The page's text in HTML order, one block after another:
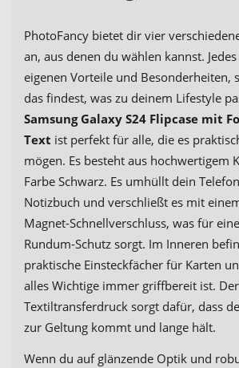
PhotoFancy bietet dir vier
an, aus denen du wählen kannst.
eigenen Vorteile und Besonderheiten,
das findest, was zu deinem Lifestyle
Samsung Galaxy S24 Flipcase mit
Text ist perfekt für alle, die es
mögen. Es besteht aus hochwertigem
Farbe Schwarz. Es umhüllt dein
Notizbuch und verschließt es mit
Magnet-Schnellverschluss, was für
Rundum-Schutz sorgt. Im Inneren
praktische Einsteckfächer für Karten
alles Wichtige immer griffbereit ist.
Textiltransferdruck sorgt dafür, dass
zur Geltung kommt und lange hält.
Wenn du auf glänzende Optik und